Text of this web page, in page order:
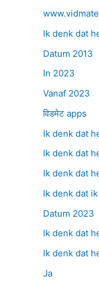
Ik denk dat
Datum 2013
In 2023
Vanaf 2023
विडमेट apps
Ik denk dat
Ik denk dat
Ik denk dat
Ik denk dat
Datum 2023
Ik denk dat
Ik denk dat
Ja